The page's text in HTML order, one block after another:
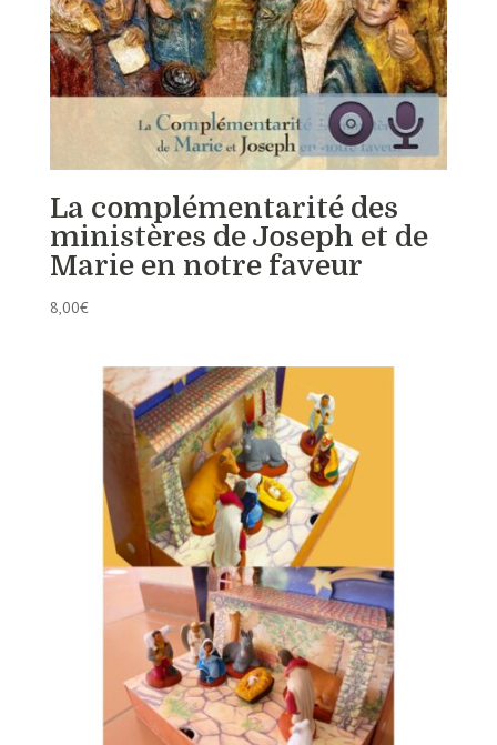
La complémentarité des
ministères de Joseph et de
Marie en notre faveur
8,00€